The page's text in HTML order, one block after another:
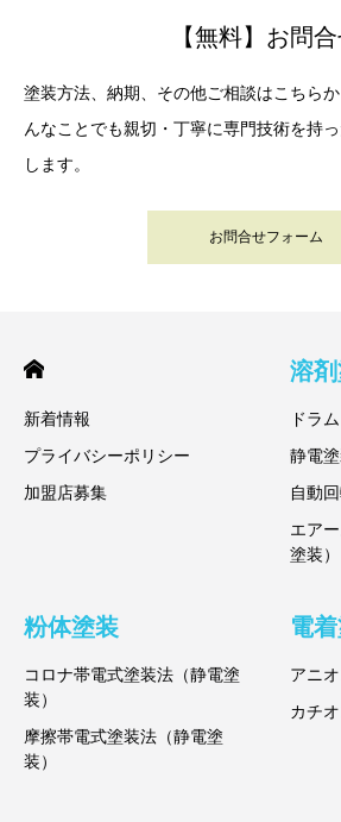
【無料】お問
塗装方法、納期、その他ご相談はこちら
んなことでも親切・丁寧に専門技術を持
します。
お問合せフォーム
新着情報
プライバシーポリシー
加盟店募集
溶
ドラ
静電
自動
エア
塗装）
粉体塗装
コロナ帯電式塗装法（静電塗
装）
摩擦帯電式塗装法（静電塗
装）
電
アニ
カチ